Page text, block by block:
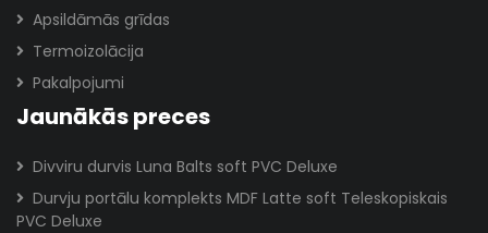
Apsildāmās grīdas
Termoizolācija
Pakalpojumi
Jaunākās preces
Divviru durvis Luna Balts soft PVC Deluxe
Durvju portālu komplekts MDF Latte soft Teleskopiskais
PVC Deluxe